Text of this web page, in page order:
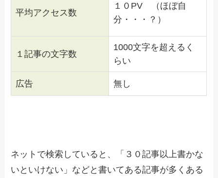
平均アクセス数
１０PV （ほぼ自
分・・・？）
１記事の文字数
1000文字を超えるく
らい
広告 無し
ネットで検索していると、「３０記事以上書かな
いといけない」などと書いてある記事が多くある